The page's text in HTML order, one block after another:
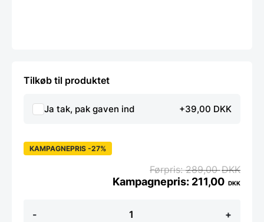
Tilkøb til produktet
Ja tak, pak gaven ind +39,00 DKK
-
Fibrox
+
KAMPAGNEPRIS -27%
289,00DKK
211,00 DKK